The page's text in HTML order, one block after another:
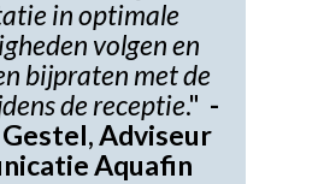
in optimale
volgen en
bijpraten met de
de receptie." -
Adviseur
Aquafin